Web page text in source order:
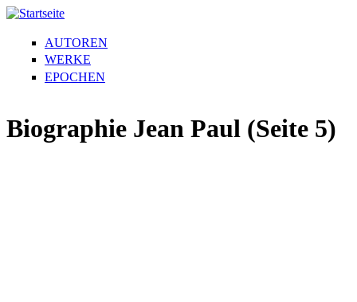
AUTOREN
WERKE
EPOCHEN
Biographie Jean Paul (Seite 5)